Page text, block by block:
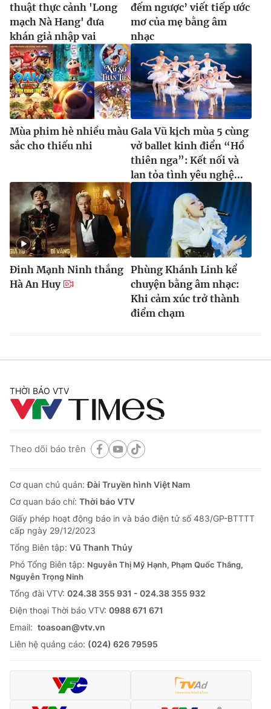
thuật thực cảnh 'Long
mạch Nà Hang' đưa
khán giả nhập vai
đếm ngược’ viết tiếp ước
mơ của mẹ bằng âm
nhạc
Mùa phim hè nhiều màu
sắc cho thiếu nhi
Gala Vũ kịch mùa 5 cùng
vở ballet kinh điển “Hồ
thiên nga”: Kết nối và
lan tỏa tình yêu nghệ...
Đinh Mạnh Ninh thắng
Hà An Huy
Phùng Khánh Linh kể
chuyện bằng âm nhạc:
Khi cảm xúc trở thành
điểm chạm
THỜI BÁO VTV
Theo dõi báo trên
Cơ quan chủ quản:Đài Truyền hình Việt Nam
Cơ quan báo chí: Thời báo VTV
Giấy phép hoạt động báo in và báo điện tử số 483/GP-BTTTT
cấp ngày 29/12/2023
Tổng Biên tập: Vũ Thanh Thủy
Phó Tổng Biên tập: Nguyễn Thị Mỹ Hạnh, Phạm Quốc Thắng,
Nguyễn Trọng Ninh
Tổng đài VTV: 024.38 355 931 - 024.38 355 932
Ðiện thoại Thời báo VTV: 0988 671 671
Email: toasoan@vtv.vn
Liên hệ quảng cáo: (024) 626 79595